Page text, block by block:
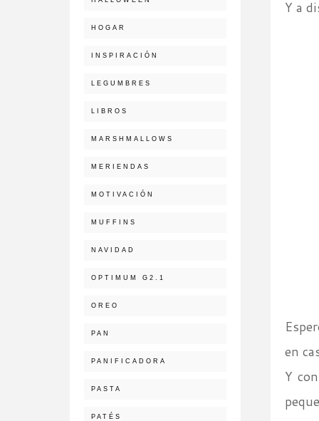
Y a
en
Y
HOGAR
INSPIRACIÓN
LEGUMBRES
LIBROS
MARSHMALLOWS
MERIENDAS
MOTIVACIÓN
MUFFINS
NAVIDAD
OPTIMUM G2.1
OREO
PAN
PANIFICADORA
PASTA
PATÉS